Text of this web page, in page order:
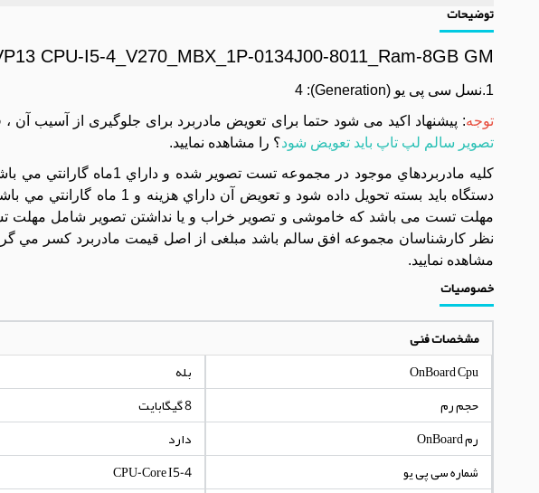
توضیحات
CPU-I5-4_V270_MBX_1P-0134J00-8011_Ram-8GB GM
1.نسل سی پی یو (Generation): 4
توجه: پیشنهاد اکید می شود حتما برای تعویض مادربرد برای جلوگیری از آسیب آن
تصویر سالم لپ تاپ باید تعویض شود؟ را مشاهده نمایید.
کليه مادربردهاي موجود در
دستگاه بايد بسته تحويل داده
مهلت تست می باشد که خاموشی و تصویر خراب و یا نداشتن تصویر شامل مهلت
نظر کارشناسان مجموعه افق سالم باشد مبلغی از اصل قیمت مادربرد کسر مي
مشاهده نمایید.
خصوصیات
مشخصات فنی
OnBoard Cpu
بله
حجم رم
8 گیگابایت
رم OnBoard
دارد
شماره سی پی یو
CPU-Core I5-4